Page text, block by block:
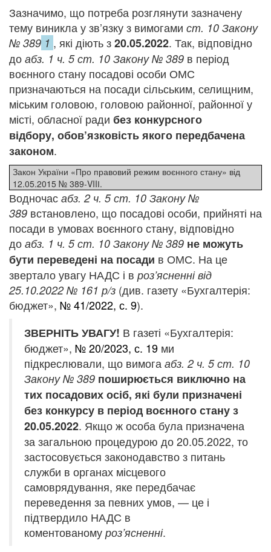
Зазначимо, що потреба розглянути зазначену
тему виникла у зв’язку з вимогами ст. 10 Закону
№ 389 1 , які діють з20.05.2022. Так, відповідно
до абз. 1 ч. 5 ст. 10 Закону № 389 в період
воєнного стану посадові особи ОМС
призначаються на посади сільським, селищним,
міським головою, головою районної, районної у
місті, обласної ради без конкурсного
відбору, обов’язковість якого передбачена
законом.
Закон України «Про правовий режим воєнного стану» від
12.05.2015 № 389-VIIІ.
Водночас абз. 2 ч. 5 ст. 10 Закону №
389 встановлено, що посадові особи, прийняті на
посади в умовах воєнного стану, відповідно
до абз. 1 ч. 5 ст. 10 Закону № 389 не можуть
бути переведені на посади в ОМС. На це
звертало увагу НАДС і в роз’ясненні від
25.10.2022 № 161 р/з (див. газету «Бухгалтерія:
бюджет», № 41/2022, с. 9).
ЗВЕРНІТЬ УВАГУ! В газеті «Бухгалтерія:
бюджет», № 20/2023, с. 19 ми
підкреслювали, що вимога абз. 2 ч. 5 ст. 10
Закону № 389 поширюється виключно на
тих посадових осіб, які були призначені
без конкурсу в період воєнного стану з
20.05.2022. Якщо ж особа була призначена
за загальною процедурою до 20.05.2022, то
застосовується законодавство з питань
служби в органах місцевого
самоврядування, яке передбачає
переведення за певних умов, — це і
підтвердило НАДС в
коментованому роз’ясненні.